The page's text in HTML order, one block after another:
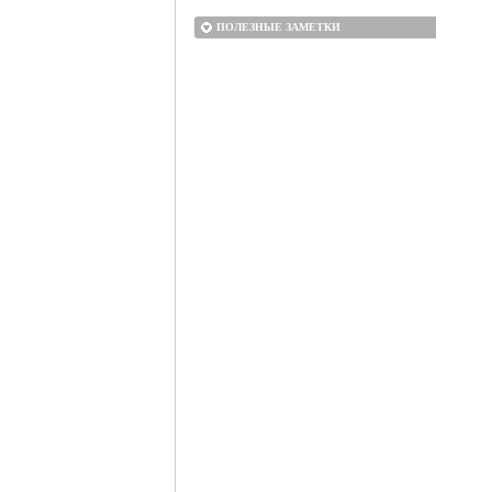
ПОЛЕЗНЫЕ ЗАМЕТКИ